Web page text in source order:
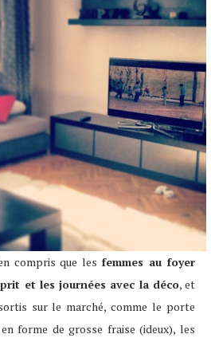
compris que lesfemmes au foyer
et les journées avec la déco, et
sur le marché, comme le porte
forme de grosse fraise (ideux), les